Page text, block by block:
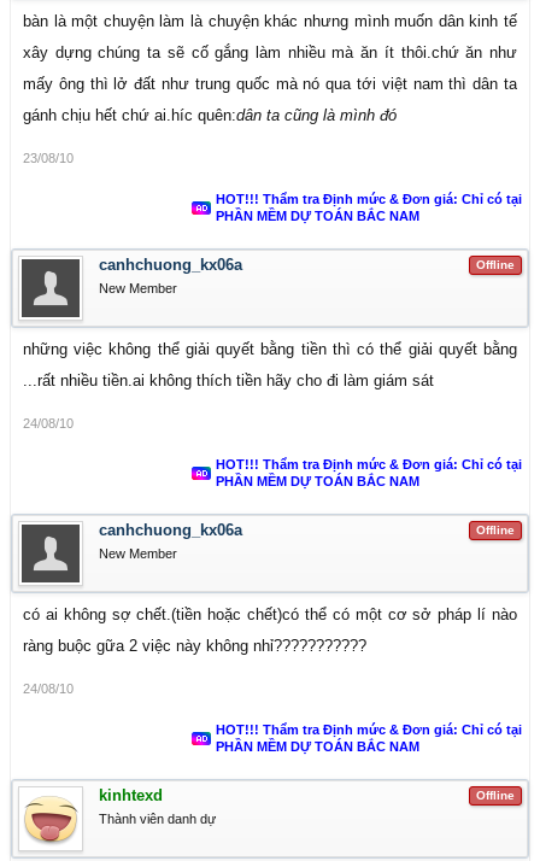
bàn là một chuyện làm là chuyện khác nhưng mình muốn dân kinh tế
xây dựng chúng ta sẽ cố gắng làm nhiều mà ăn ít thôi.chứ ăn như
mấy ông thì lở đất như trung quốc mà nó qua tới việt nam thì dân ta
gánh chịu hết chứ ai.híc quên:dân ta cũng là mình đó
23/08/10
HOT!!! Thẩm tra Định mức & Đơn giá: Chỉ có tại
PHẦN MỀM DỰ TOÁN BẮC NAM
Offline
canhchuong_kx06a
New Member
những việc không thể giải quyết bằng tiền thì có thể giải quyết bằng
...rất nhiều tiền.ai không thích tiền hãy cho đi làm giám sát
24/08/10
HOT!!! Thẩm tra Định mức & Đơn giá: Chỉ có tại
PHẦN MỀM DỰ TOÁN BẮC NAM
Offline
canhchuong_kx06a
New Member
có ai không sợ chết.(tiền hoặc chết)có thể có một cơ sở pháp lí nào
ràng buộc gữa 2 việc này không nhỉ???????????
24/08/10
HOT!!! Thẩm tra Định mức & Đơn giá: Chỉ có tại
PHẦN MỀM DỰ TOÁN BẮC NAM
Offline
kinhtexd
Thành viên danh dự